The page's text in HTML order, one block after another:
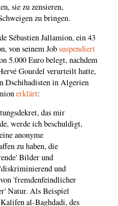
sie zu zensieren,
zu bringen.
Sébastien Jallamion, ein 43
von seinem Jobsuspendiert
5.000 Euro belegt, nachdem
Gourdel verurteilt hatte,
Dschihadisten in Algerien
erklärt:
das mir
werde ich beschuldigt,
anonyme
zu haben, die
Bilder und
und
'fremdenfeindlicher
Natur. Als Beispiel
al-Baghdadi, des